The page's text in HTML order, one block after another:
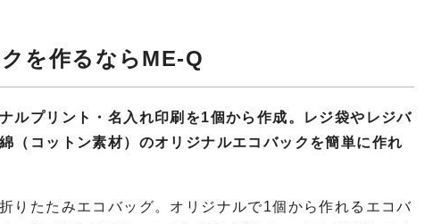
を作るならME-Q
ルプリント・名入れ印刷を1個から作成。レジ袋やレジバ
（コットン素材）のオリジナルエコバックを簡単に作れ
りたたみエコバッグ。オリジナルで1個から作れるエコバ